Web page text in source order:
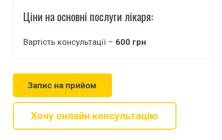
Ціни на основні послуги лікаря:
Вартість консультації – 600 грн
Запис на прийом
Хочу онлайн консультацію